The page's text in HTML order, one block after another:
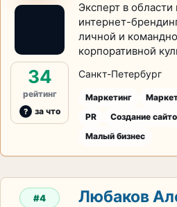
34
рейтинг
за что
Эксперт в области
интернет-
личной и
корпоративной
Санкт-Петербург
Маркетинг
PR
Создание
Малый бизнес
#4 Любаков